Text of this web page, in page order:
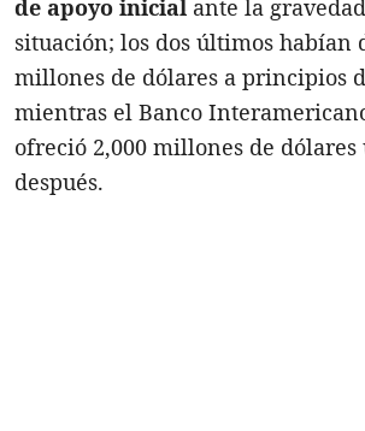
de apoyo inicial ante la
situación; los dos últimos habían
millones de dólares a principios
mientras el Banco
ofreció 2,000 millones de dólares
después.